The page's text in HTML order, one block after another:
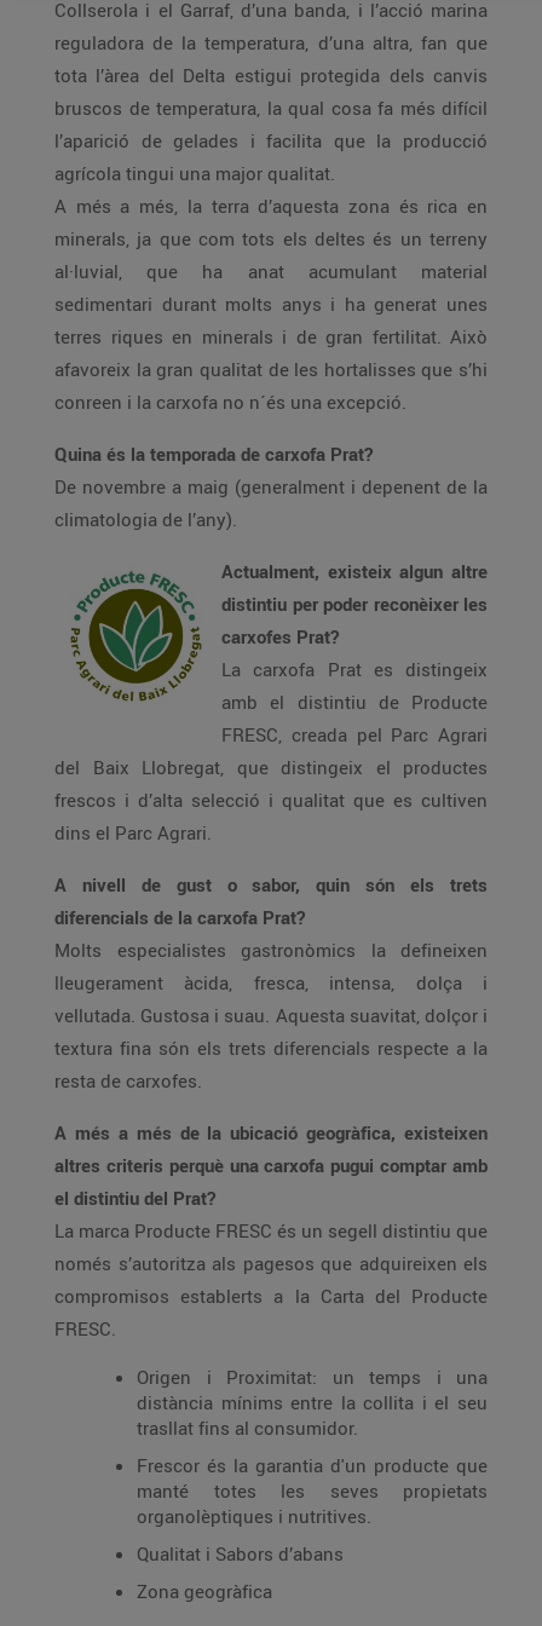
Collserola i el Garraf, d’una banda, i l’acció marina
reguladora de la temperatura, d’una altra, fan que
tota l’àrea del Delta estigui protegida dels canvis
bruscos de temperatura, la qual cosa fa més difícil
l’aparició de gelades i facilita que la producció
agrícola tingui una major qualitat.
A més a més, la terra d’aquesta zona és rica en
minerals, ja que com tots els deltes és un terreny
al·luvial, que ha anat acumulant material
sedimentari durant molts anys i ha generat unes
terres riques en minerals i de gran fertilitat. Això
afavoreix la gran qualitat de les hortalisses que s’hi
conreen i la carxofa no n´és una excepció.
Quina és la temporada de carxofa Prat?
De novembre a maig (generalment i depenent de la
climatologia de l’any).
Actualment, existeix algun altre
distintiu per poder reconèixer les
carxofes Prat?
La carxofa Prat es distingeix
amb el distintiu de Producte
FRESC, creada pel Parc Agrari
del Baix Llobregat, que distingeix el productes
frescos i d’alta selecció i qualitat que es cultiven
dins el Parc Agrari.
A nivell de gust o sabor, quin són els trets
diferencials de la carxofa Prat?
Molts especialistes gastronòmics la defineixen
lleugerament àcida, fresca, intensa, dolça i
vellutada. Gustosa i suau. Aquesta suavitat, dolçor i
textura fina són els trets diferencials respecte a la
resta de carxofes.
A més a més de la ubicació geogràfica, existeixen
altres criteris perquè una carxofa pugui comptar amb
el distintiu del Prat?
La marca Producte FRESC és un segell distintiu que
només s’autoritza als pagesos que adquireixen els
compromisos establerts a la Carta del Producte
FRESC.
Origen i Proximitat: un temps i una
distància mínims entre la collita i el seu
trasllat fins al consumidor.
Frescor és la garantia d'un producte que
manté totes les seves propietats
organolèptiques i nutritives.
Qualitat i Sabors d’abans
Zona geogràfica